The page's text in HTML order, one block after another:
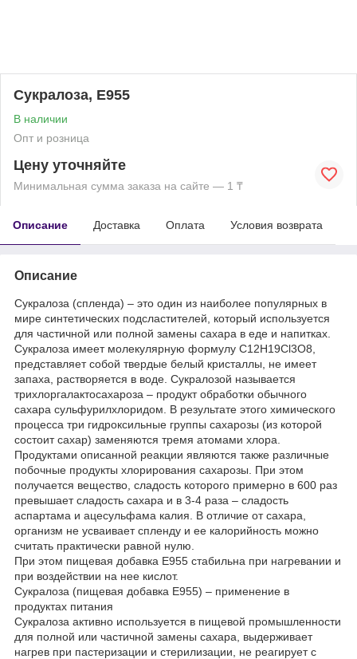
Сукралоза, Е955
В наличии
Опт и розница
Цену уточняйте
Минимальная сумма заказа на сайте — 1 ₸
Описание Доставка Оплата Условия возврата
Описание
Сукралоза (спленда) – это один из наиболее популярных в
мире синтетических подсластителей, который используется
для частичной или полной замены сахара в еде и напитках.
Сукралоза имеет молекулярную формулу C12H19Cl3O8,
представляет собой твердые белый кристаллы, не имеет
запаха, растворяется в воде. Сукралозой называется
трихлоргалактосахароза – продукт обработки обычного
сахара сульфурилхлоридом. В результате этого химического
процесса три гидроксильные группы сахарозы (из которой
состоит сахар) заменяются тремя атомами хлора.
Продуктами описанной реакции являются также различные
побочные продукты хлорирования сахарозы. При этом
получается вещество, сладость которого примерно в 600 раз
превышает сладость сахара и в 3-4 раза – сладость
аспартама и ацесульфама калия. В отличие от сахара,
организм не усваивает спленду и ее калорийность можно
считать практически равной нулю.
При этом пищевая добавка Е955 стабильна при нагревании и
при воздействии на нее кислот.
Сукралоза (пищевая добавка Е955) – применение в
продуктах питания
Сукралоза активно используется в пищевой промышленности
для полной или частичной замены сахара, выдерживает
нагрев при пастеризации и стерилизации, не реагирует с